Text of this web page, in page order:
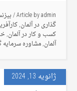
Article byadmin
/
گذاری در آلمان,
کسب و کار در آلمان,
آلمان,مشاوره سرمایه
ژانویه 13, 2024